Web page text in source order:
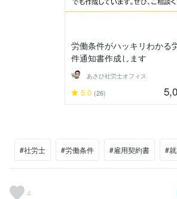
労働条件がハッキリわかる
件通知書作成します
あさひ社労士オフィス
5.0 (26)
#社労士 #労働条件 #雇用契約書 #
4